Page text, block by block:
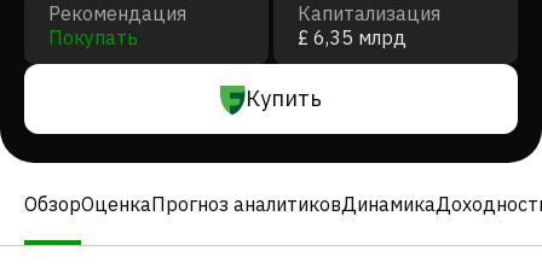
Рекомендация
Покупать
Капитализация
£ 6,35 млрд
Купить
ОбзорОценкаПрогноз аналитиковДинамика